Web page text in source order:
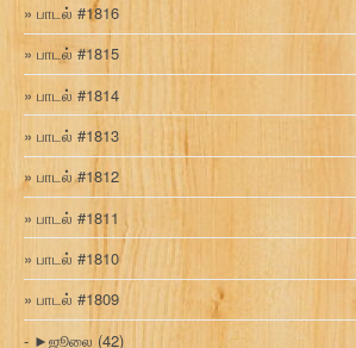
பாடல் #1816
பாடல் #1815
பாடல் #1814
பாடல் #1813
பாடல் #1812
பாடல் #1811
பாடல் #1810
பாடல் #1809
►ஜூலை (42)